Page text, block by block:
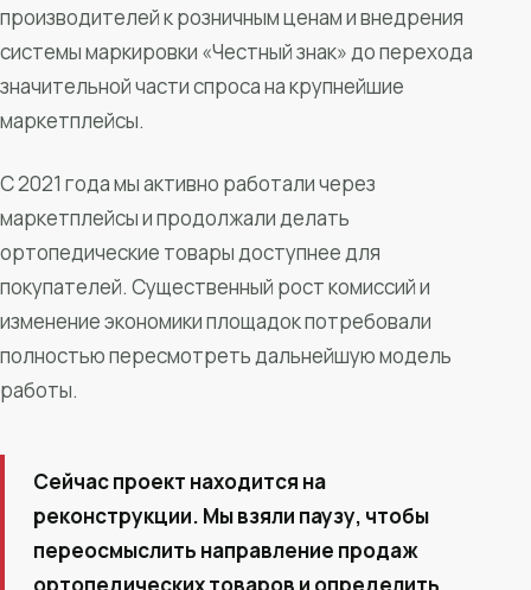
производителей к розничным ценам и внедрения
системы маркировки «Честный знак» до перехода
значительной части спроса на крупнейшие
маркетплейсы.
С 2021 года мы активно работали через
маркетплейсы и продолжали делать
ортопедические товары доступнее для
покупателей. Существенный рост комиссий и
изменение экономики площадок потребовали
полностью пересмотреть дальнейшую модель
работы.
Сейчас проект находится на
реконструкции. Мы взяли паузу, чтобы
переосмыслить направление продаж